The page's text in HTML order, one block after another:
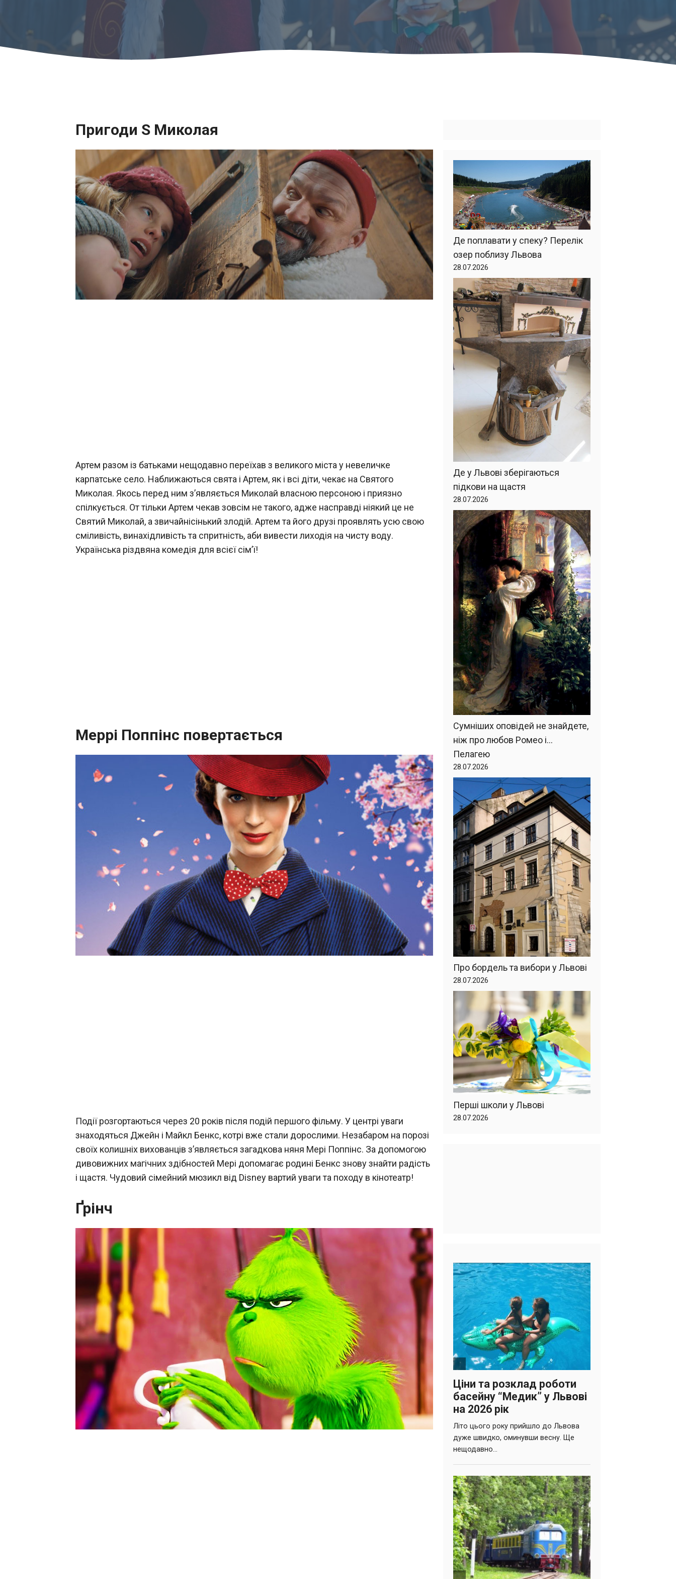
Пригоди S Миколая
Артем разом із батьками нещодавно переїхав з великого міста у невеличке
карпатське село. Наближаються свята і Артем, як і всі діти, чекає на Святого
Миколая. Якось перед ним з’являється Миколай власною персоною і приязно
спілкується. От тільки Артем чекав зовсім не такого, адже насправді ніякий це не
Святий Миколай, а звичайнісінький злодій. Артем та його друзі проявлять усю свою
сміливість, винахідливість та спритність, аби вивести лиходія на чисту воду.
Українська різдвяна комедія для всієї сім’ї!
Меррі Поппінс повертається
Події розгортаються через 20 років після подій першого фільму. У центрі уваги
знаходяться Джейн і Майкл Бенкс, котрі вже стали дорослими. Незабаром на порозі
своїх колишніх вихованців з’являється загадкова няня Мері Поппінс. За допомогою
дивовижних магічних здібностей Мері допомагає родині Бенкс знову знайти радість
і щастя. Чудовий сімейний мюзикл від Disney вартий уваги та походу в кінотеатр!
Ґрінч
Де поплавати у спеку? Перелік
озер поблизу Львова
28.07.2026
Де у Львові зберігаються
підкови на щастя
28.07.2026
Сумніших оповідей не знайдете,
ніж про любов Ромео і…
Пелагею
28.07.2026
Про бордель та вибори у Львові
28.07.2026
Перші школи у Львові
28.07.2026